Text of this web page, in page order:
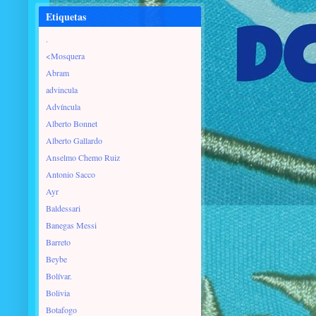
Etiquetas
.
<Mosquera
Abram
advincula
Advíncula
Alberto Bonnet
Alberto Gallardo
Anselmo Chemo Ruiz
Antonio Sacco
Ayr
Baldessari
Banegas Messi
Barreto
Beybe
Bolívar.
Bolivia
Botafogo